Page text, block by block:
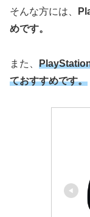
そんな方には、
めです。
また、
ておすすめです。